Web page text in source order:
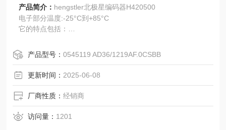
产品简介： hengstler北极星编码器H420500
电子部分温度:-25°C到+85°C
它的特点包括：
·高机械性能，抗冲击和振动。
·大型的，全密封式滚珠轴承。
·精确的镍或玻璃脉冲盘，提供高度精密的盘面分割。
·脉冲盘和扫描器是分离的。
·能提供与测速发电机和超速开关相组合系统。
·抵抗瞬时短路。
·不受极限制。
产品型号：0545119 AD36/1219AF.0CSBB
更新时间： 2025-06-08
厂商性质：经销商
访问量： 1201